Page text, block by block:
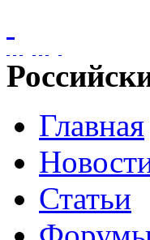
Главная
Статьи